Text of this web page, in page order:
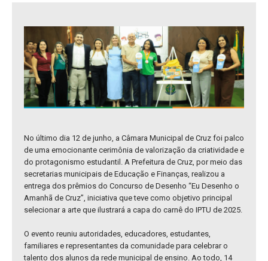
No último dia 12 de junho, a Câmara Municipal de Cruz foi palco
de uma emocionante cerimônia de valorização da criatividade e
do protagonismo estudantil. A Prefeitura de Cruz, por meio das
secretarias municipais de Educação e Finanças, realizou a
entrega dos prêmios do Concurso de Desenho “Eu Desenho o
Amanhã de Cruz”, iniciativa que teve como objetivo principal
selecionar a arte que ilustrará a capa do carnê do IPTU de 2025.
O evento reuniu autoridades, educadores, estudantes,
familiares e representantes da comunidade para celebrar o
talento dos alunos da rede municipal de ensino. Ao todo, 14